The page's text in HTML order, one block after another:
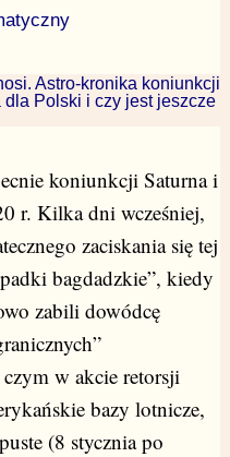
Astro-kronika koniunkcji
dla Polski i czy jest jeszcze
koniunkcji Saturna i
r. Kilka dni wcześniej,
zaciskania się tej
bagdadzkie”, kiedy
zabili dowódcę
w akcie retorsji
bazy lotnicze,
(8 stycznia po